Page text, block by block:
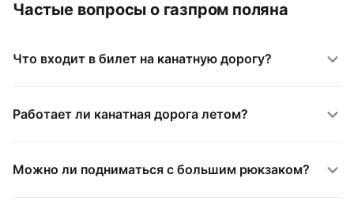
Частые вопросы о газпром поляна
Что входит в билет на канатную дорогу?
Работает ли канатная дорога летом?
Можно ли подниматься с большим рюкзаком?